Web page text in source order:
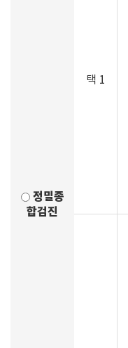
정밀종
합검진
택 1